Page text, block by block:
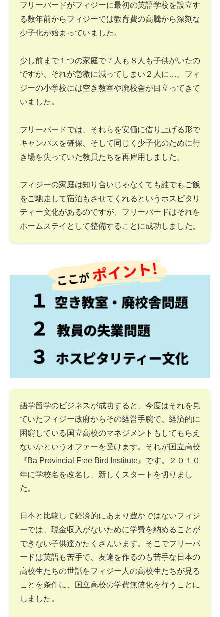
フリーバードがフィジーに最初の英語学校を設立す
る数年前からフィジーでは教育費の高騰から深刻な
少子化が始まっていました。
少し前まで１つの家庭で７人も８人も子供がいたの
ですが、それが急激に減ってしまい２人に…。フィ
ジーの小学校には空き教室や廃校舎が目立ってきて
いました。
フリーバードでは、それらを安価に借り上げる形で
キャンパスを確保、そして同じく少子化のために行
き場を失っていた教員たちを再雇用しました。
フィジーの家庭は知り合いじゃなくても誰でもご飯
をご馳走して宿泊もさせてくれるというホスピタリ
ティー文化があるのですが、フリーバードはそれを
ホームステイとして整備することに成功しました。
語学留学のビジネスが成功すると、今度はそれを見
ていたフィジー政府からその経営手腕で、経済的に
困窮している国立高校のマネジメントもしてもらえ
ないかというオファーを受けます。それが国立高校
『Ba Provincial Free Bird Institute』です。２０１０
年に学校名を改名し、新しくスタートを切りまし
た。
日本と比較して経済的にあまり豊かではないフィジ
ーでは、現金収入がないために学費を納めることが
できない子供達がたくさんいます。そこでフリーバ
ードは英語も苦手で、友達を作るのも苦手な日本の
高校生たちの世話をフィジー人の高校生たちが見る
ことを条件に、国立高校の学費無償化を行うことに
しました。